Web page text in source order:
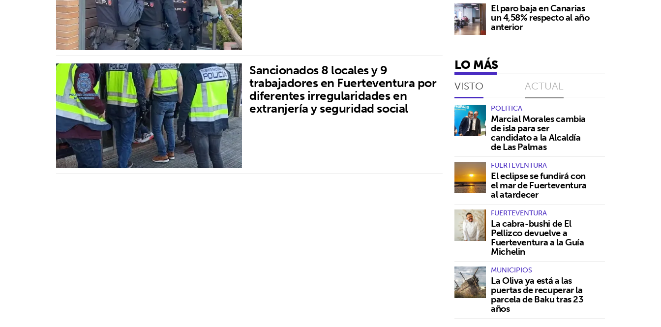
Sancionados 8 locales y 9
trabajadores en Fuerteventura por
diferentes irregularidades en
extranjería y seguridad social
El paro baja en Canarias
un 4,58% respecto al año
anterior
LO MÁS
VISTO ACTUAL
POLÍTICA
Marcial Morales cambia
de isla para ser
candidato a la Alcaldía
de Las Palmas
FUERTEVENTURA
El eclipse se fundirá con
el mar de Fuerteventura
al atardecer
FUERTEVENTURA
La cabra-bushi de El
Pellizco devuelve a
Fuerteventura a la Guía
Michelin
MUNICIPIOS
La Oliva ya está a las
puertas de recuperar la
parcela de Baku tras 23
años